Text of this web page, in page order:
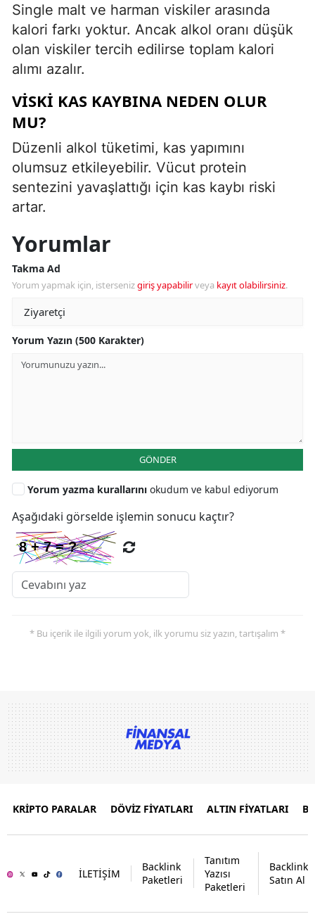
Single malt ve harman viskiler arasında
kalori farkı yoktur. Ancak alkol oranı düşük
olan viskiler tercih edilirse toplam kalori
alımı azalır.
VISKI KAS KAYBINA NEDEN OLUR
MU?
Düzenli alkol tüketimi, kas yapımını
olumsuz etkileyebilir. Vücut protein
sentezini yavaşlattığı için kas kaybı riski
artar.
Yorumlar
Takma Ad
Yorum yapmak için, istersenizgiriş yapabilirveya kayıt olabilirsiniz.
Yorum Yazın (500 Karakter)
GÖNDER
Yorum yazma kurallarını okudum ve kabul ediyorum
Aşağıdaki görselde işlemin sonucu kaçtır?
* Bu içerik ile ilgili yorum yok, ilk yorumu siz yazın, tartışalım *
KRİPTO PARALAR DÖVİZ FİYATLARI ALTIN FİYATLARI
İLETİŞİM
Backlink
Paketleri
Tanıtım
Yazısı
Paketleri
Backlink
Satın Al